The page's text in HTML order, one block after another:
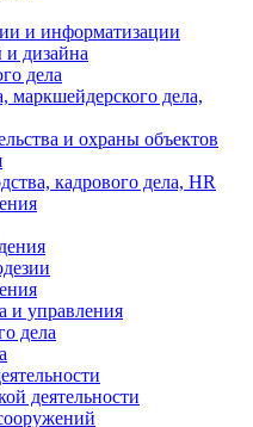
и информатизации
и дизайна
дела
маркшейдерского дела,
и охраны объектов
кадрового дела, HR
и управления
дела
деятельности